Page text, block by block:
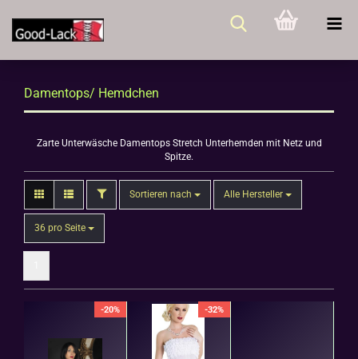
Damentops/ Hemdchen
Zarte Unterwäsche Damentops Stretch Unterhemden mit Netz und
Spitze.
FILTERSortieren nach
Sortieren nach Alle Hersteller
36 pro Seite
pro Seite
-20% -32%